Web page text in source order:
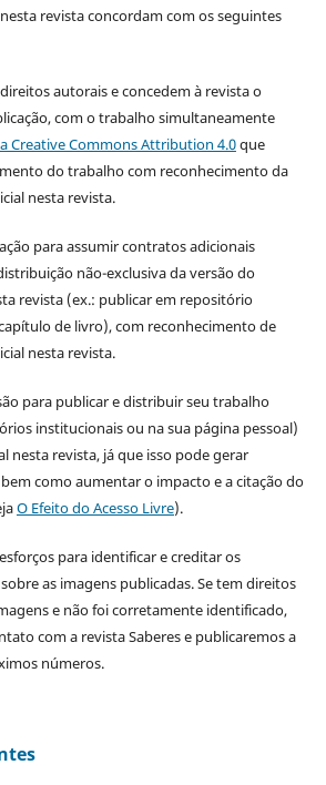
revista concordam com os seguintes
autorais e concedem à revista o
com o trabalho simultaneamente
Creative Commons Attribution 4.0que
do trabalho com reconhecimento da
nesta revista.
para assumir contratos adicionais
não-exclusiva da versão do
revista (ex.: publicar em repositório
de livro), com reconhecimento de
nesta revista.
para publicar e distribuir seu trabalho
institucionais ou na sua página pessoal)
nesta revista, já que isso pode gerar
como aumentar o impacto e a citação do
O Efeito do Acesso Livre).
para identificar e creditar os
as imagens publicadas. Se tem direitos
e não foi corretamente identificado,
com a revista Saberes e publicaremos a
números.